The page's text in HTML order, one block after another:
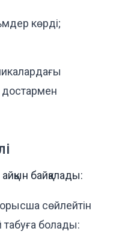
көрді;
достармен
байқалады:
сөйлейтін
табуға болады: